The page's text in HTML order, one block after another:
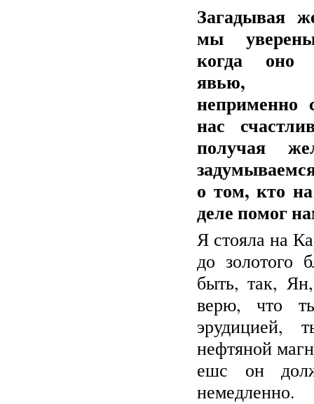
Загадывая
мы
когда оно
явью,
неприменно
нас
получая
о том, кто
деле помог
Я стояла на
до золотого
быть, так,
верю, что
эрудицией,
нефтяной
ешс он
немедленно.